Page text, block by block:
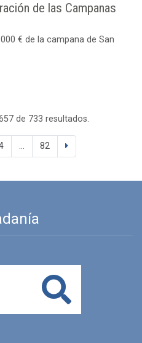
de las Campanas
€ de la campana de San
de 733 resultados.
... 82
Buscar